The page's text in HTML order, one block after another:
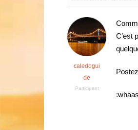
caledogui
de
Participant
C’est